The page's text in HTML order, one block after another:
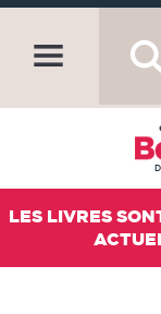
LES LIVRES